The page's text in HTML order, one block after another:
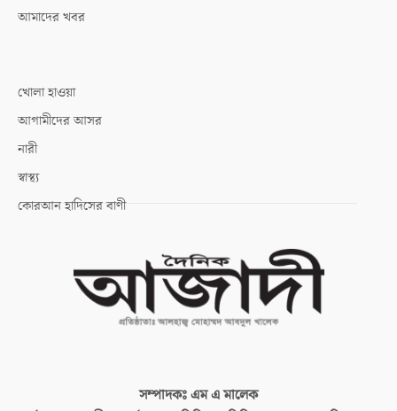
আমাদের খবর
খোলা হাওয়া
আগামীদের আসর
নারী
স্বাস্থ্য
কোরআন হাদিসের বাণী
সম্পাদকঃএম এ মালেক